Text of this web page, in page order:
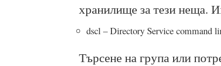
хранилище за тези неща.
dscl – Directory Service command
Търсене на група или